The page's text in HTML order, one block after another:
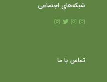
شبکه‌های اجتماعی
تماس با ما